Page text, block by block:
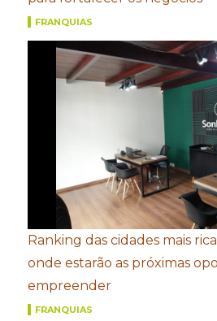
FRANQUIAS
Ranking das cidades mais
onde estarão as próximas
empreender
FRANQUIAS